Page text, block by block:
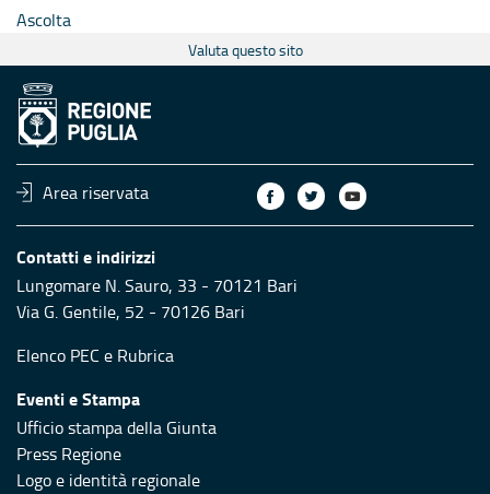
Ascolta
Valuta questo sito
Area riservata
Contatti e indirizzi
Lungomare N. Sauro, 33 - 70121 Bari
Via G. Gentile, 52 - 70126 Bari
Elenco PEC e Rubrica
Eventi e Stampa
Ufficio stampa della Giunta
Press Regione
Logo e identità regionale